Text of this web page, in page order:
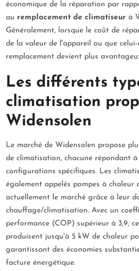
économique de la réparation par
au remplacement de climatiseur à
Généralement, lorsque le coût de
de la valeur de l'appareil ou que celui-
remplacement devient plus
Les différents
climatisation
Widensolen
Le marché de Widensolen propose
de climatisation, chacune répondant
configurations spécifiques. Les
également appelés pompes à chaleur
actuellement le marché grâce à leur
chauffage/climatisation. Avec un
performance (COP) supérieur à 3,9,
produisent jusqu'à 5 kW de chaleur
garantissant des économies
facture énergétique.